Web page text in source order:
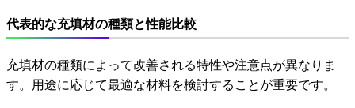
代表的な充填材の種類と性能比較
充填材の種類によって改善される特性や注意点が異なりま
す。用途に応じて最適な材料を検討することが重要です。